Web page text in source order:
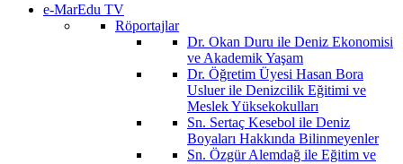
e-MarEdu TV
Röportajlar
Dr. Okan Duru ile Deniz Ekonomisi
ve Akademik Yaşam
Dr. Öğretim Üyesi Hasan Bora
Usluer ile Denizcilik Eğitimi ve
Meslek Yüksekokulları
Sn. Sertaç Kesebol ile Deniz
Boyaları Hakkında Bilinmeyenler
Sn. Özgür Alemdağ ile Eğitim ve